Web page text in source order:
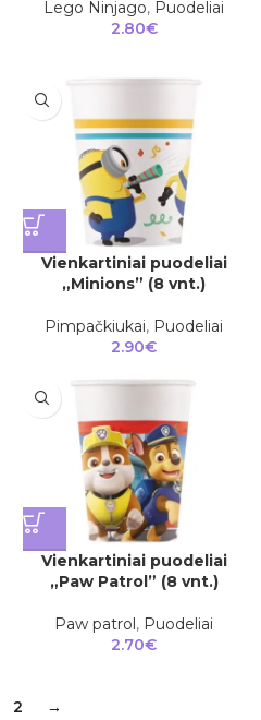
Lego Ninjago, Puodeliai
2.80€
Vienkartiniai puodeliai
„Minions” (8 vnt.)
Pimpačkiukai, Puodeliai
2.90€
Vienkartiniai puodeliai
„Paw Patrol” (8 vnt.)
Paw patrol, Puodeliai
2.70€
2 →